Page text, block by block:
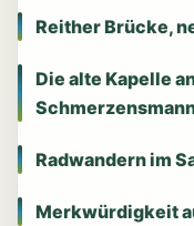
Reither Brücke,
Die alte Kapelle
Radwandern im
Merkwürdigkeit